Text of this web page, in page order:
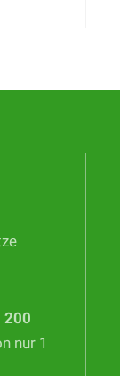
200
nur 1